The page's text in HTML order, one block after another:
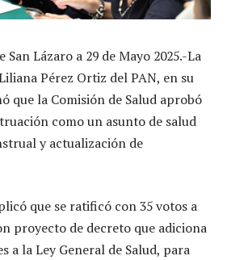
Lázaro a 29 de Mayo 2025.-La
Pérez Ortiz del PAN, en su
que la Comisión de Salud aprobó
como un asunto de salud
y actualización de
que se ratificó con 35 votos a
proyecto de decreto que adiciona
a la Ley General de Salud, para